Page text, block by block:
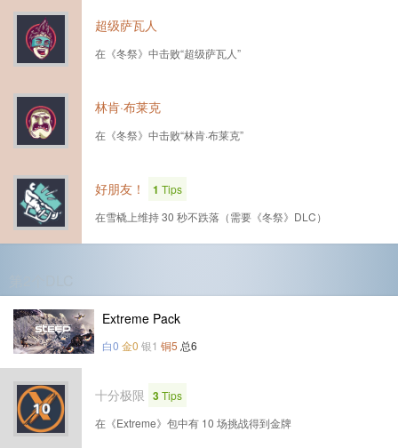
超级萨瓦人
在《冬祭》中击败“超级萨瓦人”
林肯·布莱克
在《冬祭》中击败“林肯·布莱克”
好朋友！ 1 Tips
在雪橇上维持 30 秒不跌落（需要《冬祭》DLC）
Extreme Pack
白0 金0 银1 铜5 总6
十分极限 3Tips
在《Extreme》包中有 10 场挑战得到金牌